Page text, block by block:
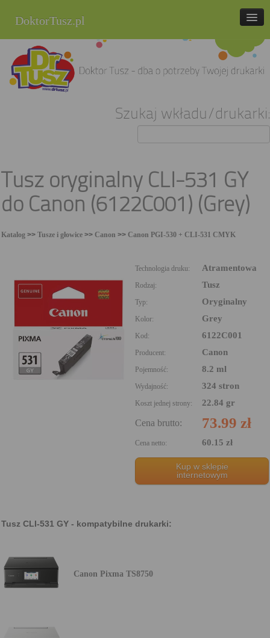
DoktorTusz.pl
tel. 857 337 337
Strona główna
Szukaj wkładu/drukarki:
Tusz oryginalny CLI-531 GY
do Canon (6122C001) (Grey)
Katalog >> Tusze i głowice >> Canon >> Canon PGI-530 + CLI-531 CMYK
Technologia druku: Atramentowa
Rodzaj: Tusz
Typ: Oryginalny
Kolor: Grey
Kod: 6122C001
Producent: Canon
Pojemność: 8.2 ml
Wydajność: 324 stron
Koszt jednej strony: 22.84 gr
Cena brutto: 73.99 zł
Cena netto: 60.15 zł
Kup w sklepie
internetowym
Tusz CLI-531 GY - kompatybilne drukarki:
Canon Pixma TS8750